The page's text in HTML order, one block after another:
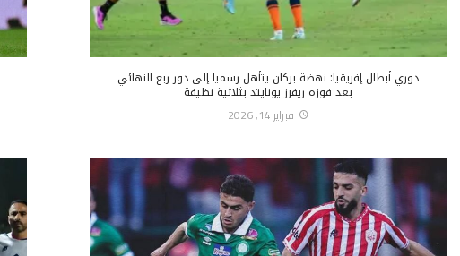
دوري أبطال إفريقيا: نهضة بركان يتأهل رسميا إلى دور ربع النهائي
بعد فوزه ريفرز يونايتد بثلاثية نظيفة
فبراير 14, 2026